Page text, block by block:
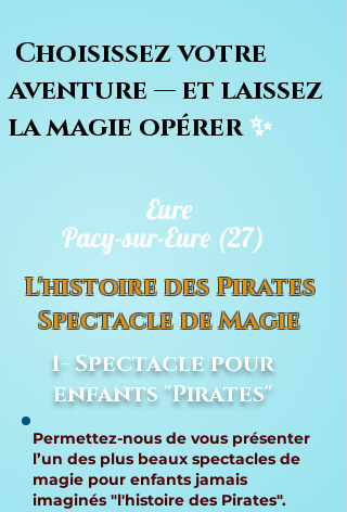
Choisissez votre
aventure — et laissez
la magie opérer✨
Pacy-sur-Eure (27)
Eure
L'histoire des Pirates
Spectacle de Magie
1- Spectacle pour
enfants "Pirates"
Permettez-nous de vous présenter
l’un des plus beaux spectacles de
magie pour enfants jamais
imaginés "l'histoire des Pirates".